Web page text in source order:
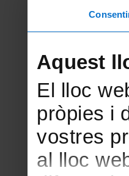
Aquest
El lloc
pròpies i
vostres
al lloc